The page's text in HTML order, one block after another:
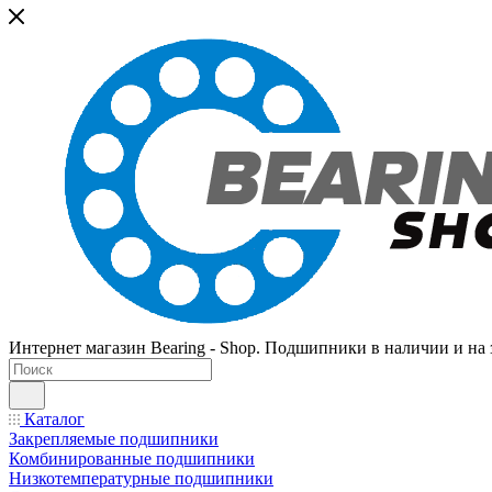
Интернет магазин Bearing - Shop. Подшипники в наличии и на
Каталог
Закрепляемые подшипники
Комбинированные подшипники
Низкотемпературные подшипники